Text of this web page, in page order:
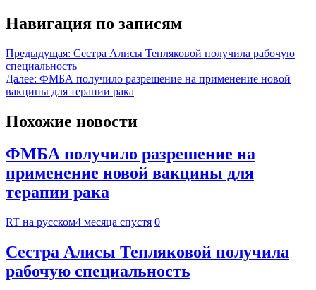
Навигация по записям
Предыдущая: Сестра Алисы Тепляковой получила рабочую
специальность
Далее: ФМБА получило разрешение на применение новой
вакцины для терапии рака
Похожие новости
ФМБА получило разрешение на
применение новой вакцины для
терапии рака
RT на русском4 месяца спустя 0
Сестра Алисы Тепляковой получила
рабочую специальность